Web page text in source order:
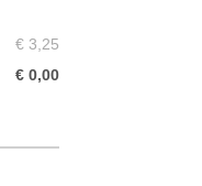
€ 3,25
€ 0,00